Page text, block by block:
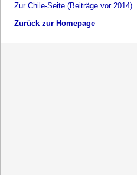
Zur Chile-Seite (Beiträge vor 2014)
Zurück zur Homepage